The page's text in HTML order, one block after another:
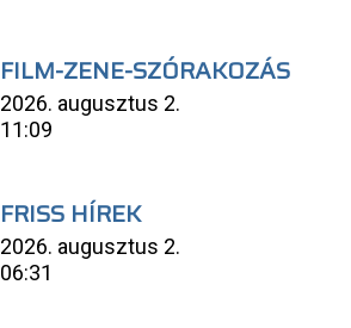
FILM-ZENE-SZÓRAKOZÁS
2026. augusztus 2.
11:09
FRISS HÍREK
2026. augusztus 2.
06:31